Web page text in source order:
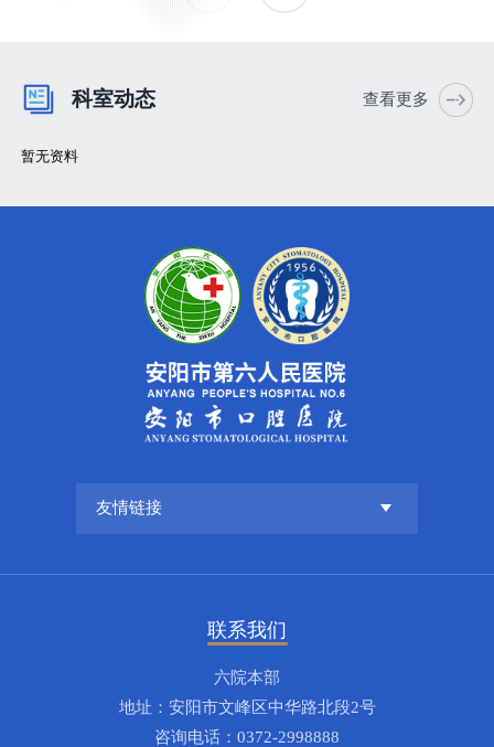
科室动态 查看更多
暂无资料
联系我们
六院本部
地址：安阳市文峰区中华路北段2号
咨询电话：0372-2998888